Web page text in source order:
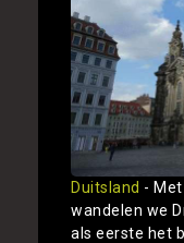
Duitsland -
wandelen we
als eerste het